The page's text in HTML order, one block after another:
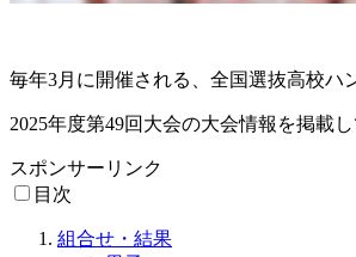
毎年3月に開催される、全国選抜高校ハ
2025年度第49回大会の大会情報を掲載し
スポンサーリンク
目次
組合せ・結果